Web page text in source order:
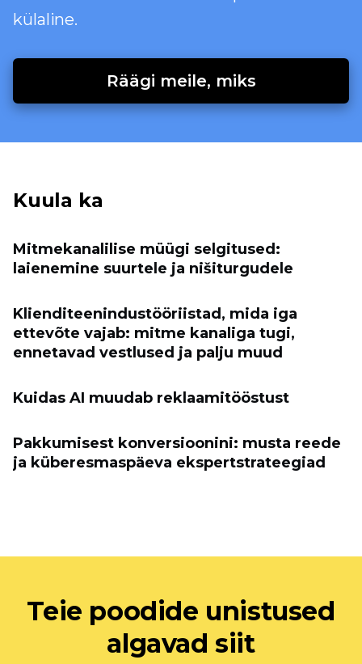
külaline.
Räägi meile, miks
Kuula ka
Mitmekanalilise müügi selgitused:
laienemine suurtele ja nišiturgudele
Klienditeenindustööriistad, mida iga
ettevõte vajab: mitme kanaliga tugi,
ennetavad vestlused ja palju muud
Kuidas AI muudab reklaamitööstust
Pakkumisest konversioonini: musta reede
ja küberesmaspäeva ekspertstrateegiad
Teie poodide unistused
algavad siit